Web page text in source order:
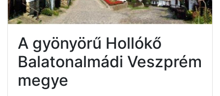
A gyönyörű Hollókő
Balatonalmádi Veszprém
megye